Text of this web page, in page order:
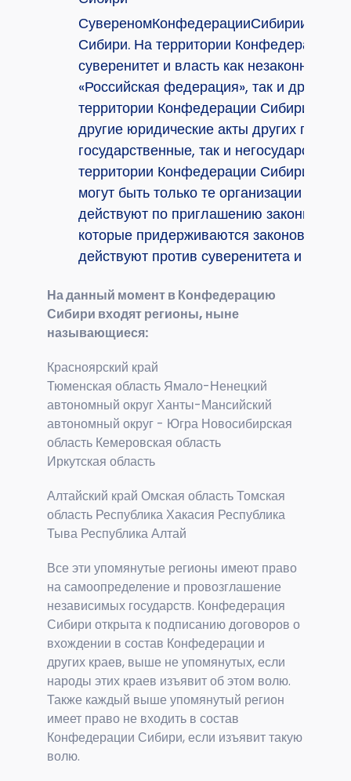
Сибири. На территории Конфедерации
суверенитет и власть как незаконного
«Российская федерация», так и других
территории Конфедерации Сибири не
другие юридические акты других
государственные, так и
территории Конфедерации Сибири
могут быть только те организации
действуют по приглашению законной
которые придерживаются законов
действуют против суверенитета и
На данный момент в Конфедерацию
Сибири входят регионы, ныне
называющиеся:
Красноярский край
Тюменская область Ямало-Ненецкий
автономный округ Ханты-Мансийский
автономный округ - Югра Новосибирская
область Кемеровская область
Иркутская область
Алтайский край Омская область Томская
область Республика Хакасия Республика
Тыва Республика Алтай
Все эти упомянутые регионы имеют право
на самоопределение и провозглашение
независимых государств. Конфедерация
Сибири открыта к подписанию договоров о
вхождении в состав Конфедерации и
других краев, выше не упомянутых, если
народы этих краев изъявит об этом волю.
Также каждый выше упомянутый регион
имеет право не входить в состав
Конфедерации Сибири, если изъявит такую
волю.